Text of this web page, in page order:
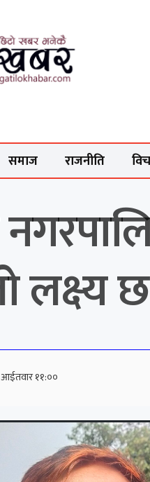
समाज राजनीति
लक्ष्य
११:००